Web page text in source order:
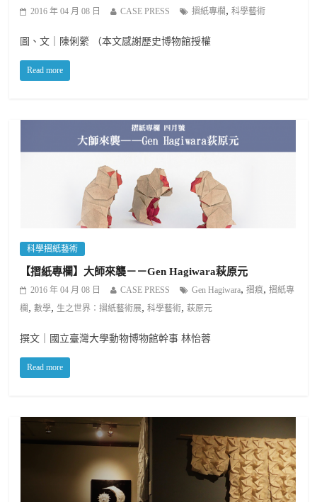
2016 年 04 月 08 日 CASE PRESS 摺紙專欄 ,科學藝術
圖、文｜陳俐縈 （本文感謝歷史博物館授權
Read more
科學摺紙藝術
【摺紙專欄】大師來襲－－Gen Hagiwara萩原元
2016 年 04 月 08 日 CASE PRESS Gen Hagiwara,摺痕,摺紙專
欄 ,數學, 生之世界：摺紙藝術展,科學藝術,萩原元
撰文｜國立臺灣大學動物博物館幹事 林怡蓉
Read more